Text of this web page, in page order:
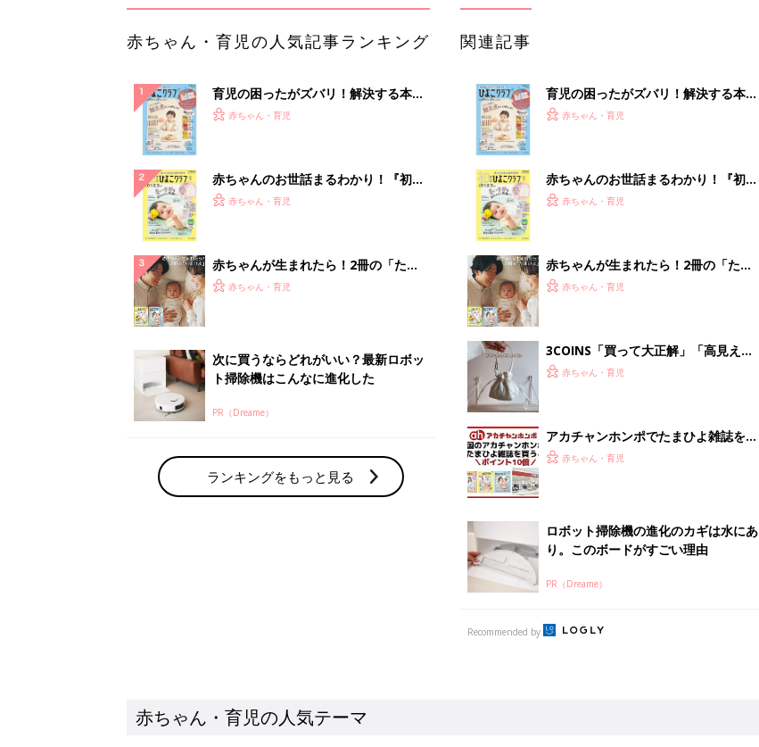
赤ちゃん・育児の人気記事ランキング
育児の困ったがズバリ！解決する本
『ひよこクラブ 秋号』 4カ月～2才
赤ちゃん・育児
赤ちゃんのお世話まるわかり！『初め
てのひよこクラブ 夏号』〈巻頭大特
赤ちゃん・育児
赤ちゃんが生まれたら！2冊の「たま
ひよ」
赤ちゃん・育児
次に買うならどれがいい？最新ロボッ
ト掃除機はこんなに進化した
PR（Dreame）
ランキングをもっと見る
関連記事
育児の困ったがズバリ！解決する本
『ひよこクラブ 秋号』 4カ月～2才
赤ちゃん・育児
赤ちゃんのお世話まるわかり！『初め
てのひよこクラブ 夏号』〈巻頭大特
赤ちゃん・育児
赤ちゃんが生まれたら！2冊の「たま
ひよ」
赤ちゃん・育児
3COINS「買って大正解」「高見えで
可愛すぎ」大人気のファッショングッ
赤ちゃん・育児
アカチャンホンポでたまひよ雑誌を買
うとポイント10倍【期間限定】
赤ちゃん・育児
ロボット掃除機の進化のカギは水にあ
り。このボードがすごい理由
PR（Dreame）
Recommended by
赤ちゃん・育児の人気テーマ